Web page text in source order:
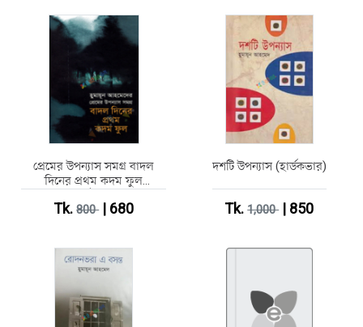
প্রেমের উপন্যাস সমগ্র বাদল
দিনের প্রথম কদম ফুল
Tk.800| 680
দশটি উপন্যাস (হার্ডকভার)
Tk.1,000| 850